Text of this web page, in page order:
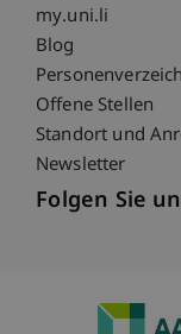
Fußzeile
my.uni.li
Blog
Offene Stellen
Standort und
Newsletter
Folgen Sie